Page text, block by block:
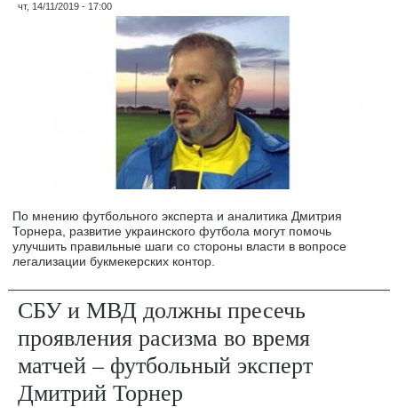
чт, 14/11/2019 - 17:00
По мнению футбольного эксперта и аналитика Дмитрия
Торнера, развитие украинского футбола могут помочь
улучшить правильные шаги со стороны власти в вопросе
легализации букмекерских контор.
СБУ и МВД должны пресечь
проявления расизма во время
матчей – футбольный эксперт
Дмитрий Торнер